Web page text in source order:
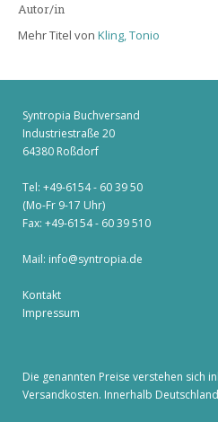
Autor/in
Mehr Titel von Kling, Tonio
Syntropia Buchversand
Industriestraße 20
64380 Roßdorf
Tel: +49-6154 - 60 39 50
(Mo-Fr 9-17 Uhr)
Fax: +49-6154 - 60 39 510
Mail: info@syntropia.de
Kontakt
Impressum
Die genannten Preise verstehen sich
Versandkosten. Innerhalb